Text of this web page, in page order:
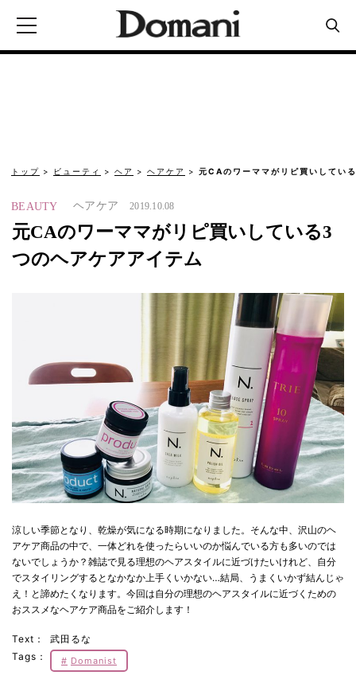
トップ ビューティ ヘア ヘアケア 元CAのワーママがリピ買いしてい
BEAUTY ヘアケア 2019.10.08
元CAのワーママがリピ買いしている3
つのヘアケアアイテム
涼しい季節となり、乾燥が気になる時期になりました。そんな中、沢山のヘ
アケア商品の中で、一体どれを使ったらいいのか悩んでいる方も多いのでは
ないでしょうか？雑誌で見る理想のヘアスタイルに近づけたいけれど、自分
でスタイリングするとなかなか上手くいかない…結局、うまくいかず結んじゃ
え！と諦めたくなります。今回は自分の理想のヘアスタイルに近づくための
おススメなヘアケア商品をご紹介します！
Text：
武田るな
Tags：
Domanist